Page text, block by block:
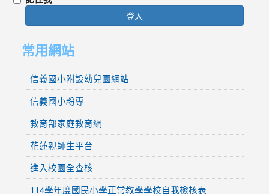
登入
常用網站
信義國小附設幼兒園網站
信義國小粉專
教育部家庭教育網
花蓮親師生平台
進入校園全查核
114學年度國民小學正常教學學校自我檢核表